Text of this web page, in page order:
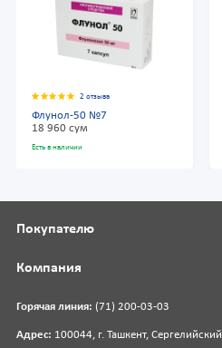
2 отзыва
Флунол-50 №7
18 960 сум
Есть в наличии
Горячая линия: (71) 200-03-03
Адрес: 100044, г. Ташкент, Сергелийский
Покупателю
Компания